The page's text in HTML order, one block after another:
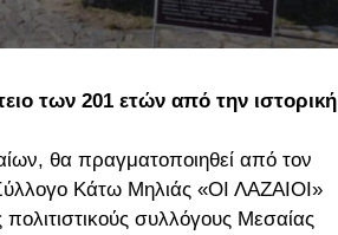
των 201 ετών από την ιστορική
θα πραγματοποιηθεί από τον
Κάτω Μηλιάς «ΟΙ ΛΑΖΑΙΟΙ»
συλλόγους Μεσαίας